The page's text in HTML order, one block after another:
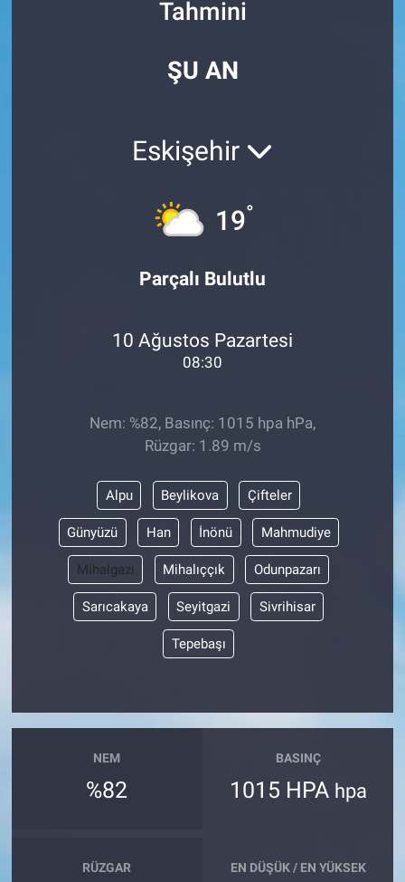
Tahmini
ŞU AN
Eskişehir
19°
Parçalı Bulutlu
10 Ağustos Pazartesi
08:30
Nem: %82, Basınç: 1015 hpa hPa,
Rüzgar: 1.89 m/s
Alpu Beylikova Çifteler
Günyüzü Han İnönü Mahmudiye
Mihalgazi Mihalıççık Odunpazarı
Sarıcakaya Seyitgazi Sivrihisar
Tepebaşı
NEM
%82
BASINÇ
1015 HPA hpa
RÜZGAR EN DÜŞÜK / EN YÜKSEK
Erişim Bilgileri